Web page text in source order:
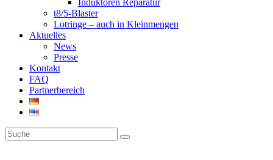
Induktoren Reparatur
t8/5-Blaster
Lotringe – auch in Kleinmengen
Aktuelles
News
Presse
Kontakt
FAQ
Partnerbereich